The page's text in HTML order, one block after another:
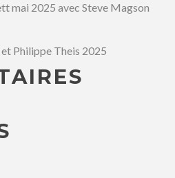
mai 2025 avec Steve Magson
Philippe Theis 2025